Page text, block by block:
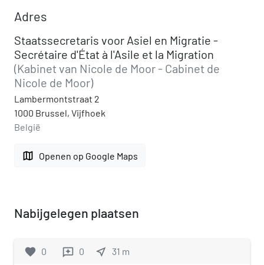
Adres
Staatssecretaris voor Asiel en Migratie -
Secrétaire d'État à l'Asile et la Migration
(Kabinet van Nicole de Moor - Cabinet de
Nicole de Moor)
Lambermontstraat 2
1000 Brussel, Vijfhoek
België
map Openen op Google Maps
Nabijgelegen plaatsen
favorite 0 reviews 0 near_me 31 m